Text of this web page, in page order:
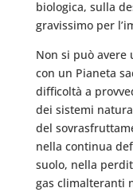
biologica, sulla
gravissimo per
Non si può avere
con un Pianeta
difficoltà a
dei sistemi
del
nella continua
suolo, nella
gas climalteranti